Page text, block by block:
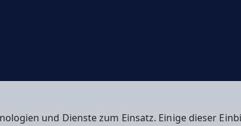
und Dienste zum Einsatz. Einige dieser